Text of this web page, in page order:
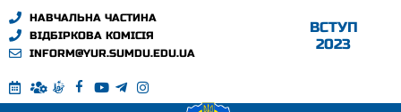
НАВЧАЛЬНА ЧАСТИНА
ВІДБІРКОВА КОМІСІЯ
INFORM@YUR.SUMDU.EDU.UA
ВСТУП
2023